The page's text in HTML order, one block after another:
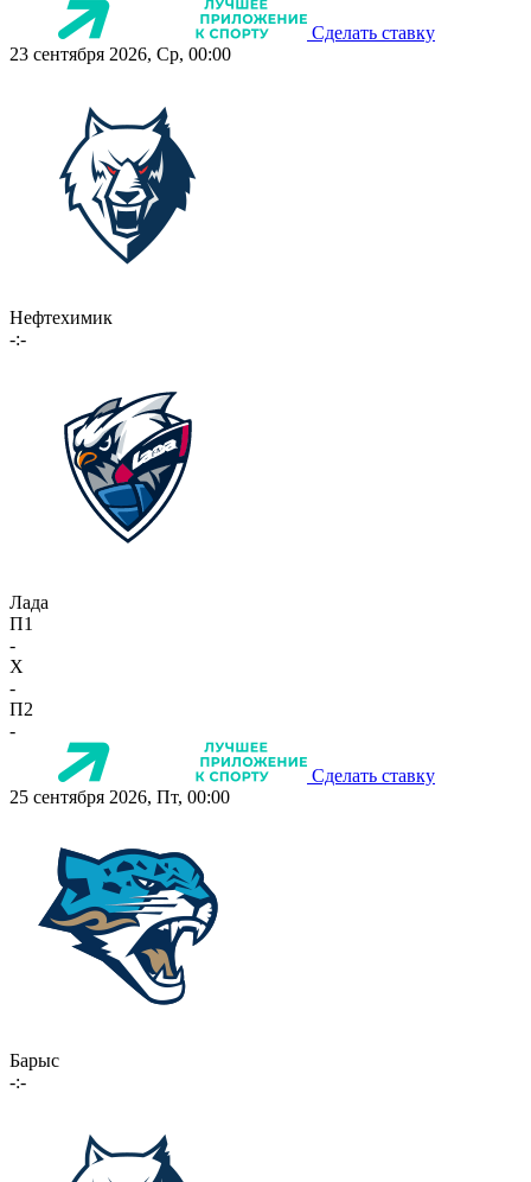
Сделать ставку
23 сентября 2026, Ср, 00:00
Нефтехимик
-:-
Лада
П1
-
X
-
П2
-
Сделать ставку
25 сентября 2026, Пт, 00:00
Барыс
-:-